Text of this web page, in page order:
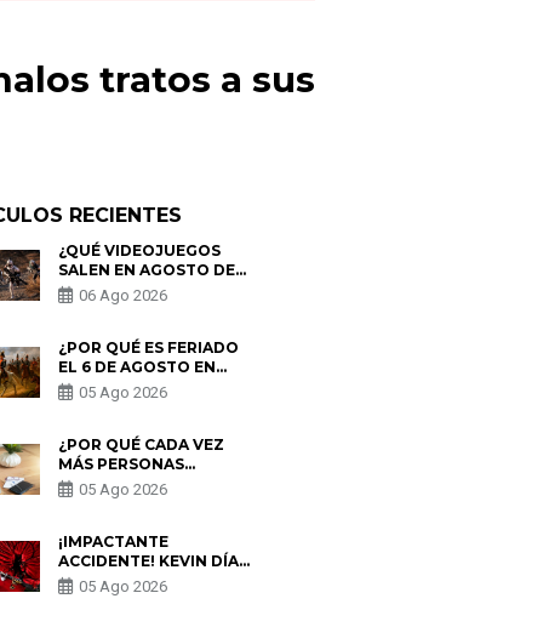
tratos a sus
RECIENTES
¿QUÉ VIDEOJUEGOS
SALEN EN AGOSTO DE
2026? ESTOS SON LOS
ESTRENOS MÁS
06 Ago 2026
¿POR QUÉ ES FERIADO
EL 6 DE AGOSTO EN
PERÚ? ESTA ES LA
HISTORIA
05 Ago 2026
¿POR QUÉ CADA VEZ
MÁS PERSONAS
UTILIZAN UNA VPN
PARA PROTEGER SU
05 Ago 2026
¡IMPACTANTE
ACCIDENTE! KEVIN DÍAZ
CAE DESDE OCHO
METROS EN “ESTO ES
05 Ago 2026